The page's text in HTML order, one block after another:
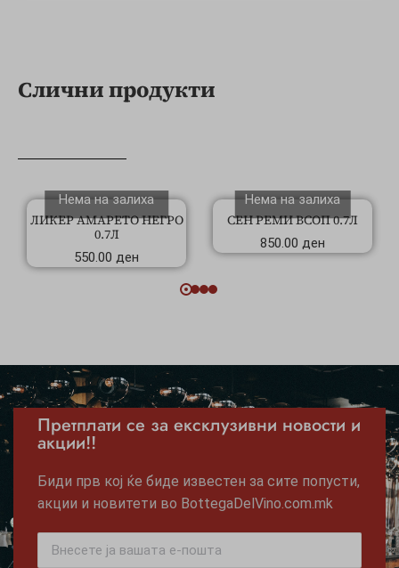
Слични продукти
Нема на залиха
ЛИКЕР АМАРЕТО НЕГРО
0.7Л
550.00 ден
Нема на залиха
СЕН РЕМИ ВСОП 0.7Л
850.00 ден
Претплати се за ексклузивни новости и
акции!!
Биди прв кој ќе биде известен за сите попусти,
акции и новитети во BottegaDelVino.com.mk